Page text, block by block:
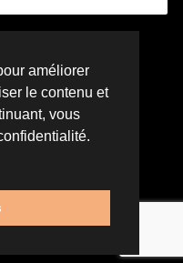
| Conception web par
améliorer
le contenu et
vous